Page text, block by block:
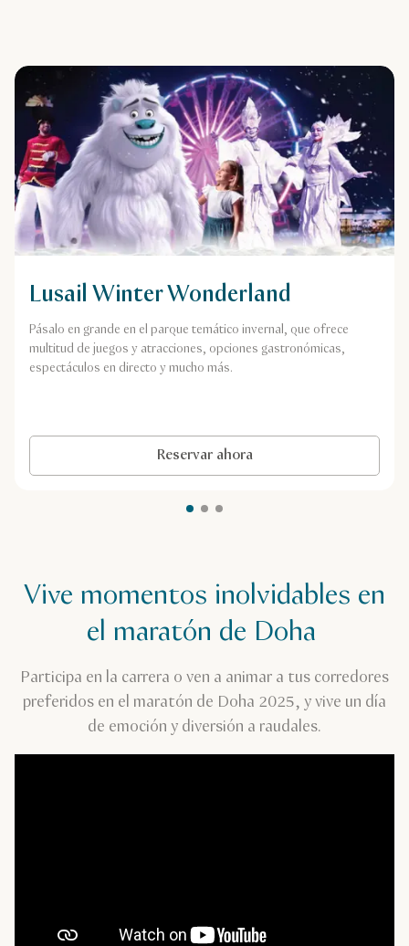
Lusail Winter Wonderland
Pásalo en grande en el parque temático invernal, que ofrece
multitud de juegos y atracciones, opciones gastronómicas,
espectáculos en directo y mucho más.
Reservar ahora
Vive momentos inolvidables en
el maratón de Doha
Participa en la carrera o ven a animar a tus corredores
preferidos en el maratón de Doha 2025, y vive un día
de emoción y diversión a raudales.